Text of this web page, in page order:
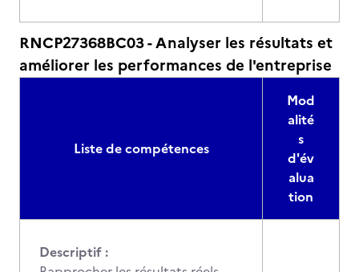
RNCP27368BC03 - Analyser les résultats et
améliorer les performances de l'entreprise
Liste de compétences
Mod
alité
s
d'év
alua
tion
Descriptif :